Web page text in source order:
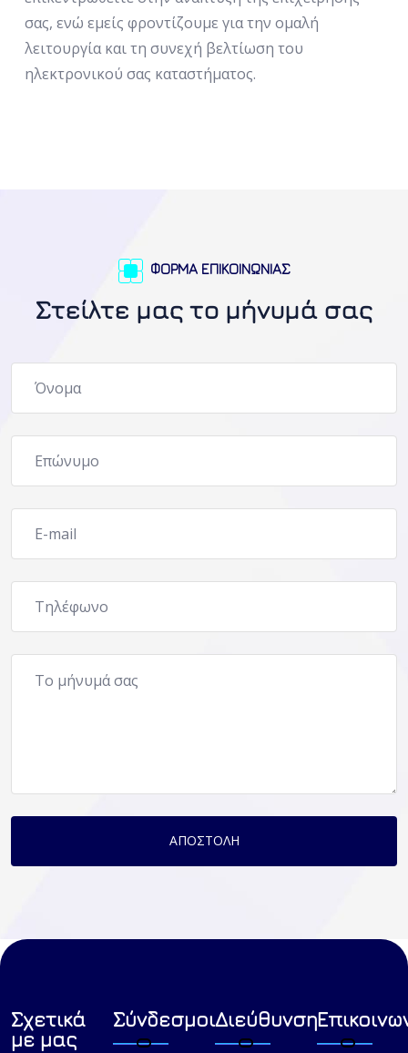
σας, ενώ εμείς φροντίζουμε για την ομαλή
λειτουργία και τη συνεχή βελτίωση του
ηλεκτρονικού σας καταστήματος.
ΦΟΡΜΑ ΕΠΙΚΟΙΝΩΝΙΑΣ
Στείλτε μας το μήνυμά σας
ΑΠΟΣΤΟΛΗ
Σχετικά
με μας
ΣύνδεσμοιΔιεύθυνση